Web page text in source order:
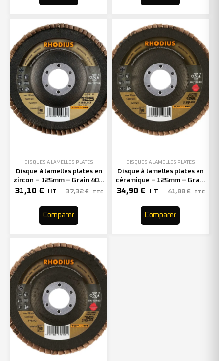
DISQUES À LAMELLES PLATES
Disque à lamelles plates en
zircon – 125mm – Grain 40 –
205500 (x10)
31,10 € HT 37,32 € TTC
Comparer
DISQUES À LAMELLES PLATES
Disque à lamelles plates en
céramique – 125mm – Grain
80 – 210624 (x10)
34,90 € HT 41,88 € TTC
Comparer